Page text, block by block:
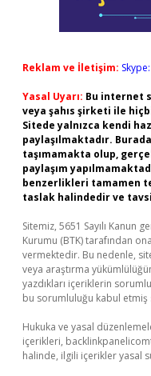
Reklam ve İletişim:
Yasal Uyarı: Bu internet
veya şahıs şirketi ile
Sitede yalnızca kendi
paylaşılmaktadır.
taşımamakta olup,
paylaşım
benzerlikleri tamamen
taslak halindedir ve
Sitemiz, 5651 Sayılı Kanun
Kurumu (BTK) tarafından
vermektedir. Bu nedenle,
veya araştırma
yazdıkları içeriklerin
bu sorumluluğu kabul etmiş
Hukuka ve yasal
içerikleri,
halinde, ilgili içerikler yasal